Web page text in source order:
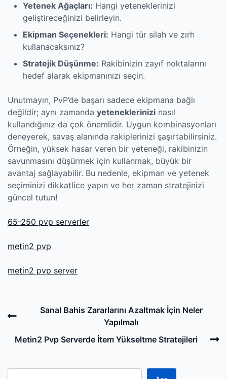
Yetenek Ağaçları: Hangi yeteneklerinizi
geliştireceğinizi belirleyin.
Ekipman Seçenekleri: Hangi tür silah ve zırh
kullanacaksınız?
Stratejik Düşünme: Rakibinizin zayıf noktalarını
hedef alarak ekipmanınızı seçin.
Unutmayın, PvP’de başarı sadece ekipmana bağlı
değildir; aynı zamanda yeteneklerinizi nasıl
kullandığınız da çok önemlidir. Uygun kombinasyonları
deneyerek, savaş alanında rakiplerinizi şaşırtabilirsiniz.
Örneğin, yüksek hasar veren bir yeteneği, rakibinizin
savunmasını düşürmek için kullanmak, büyük bir
avantaj sağlayabilir. Bu nedenle, ekipman ve yetenek
seçiminizi dikkatlice yapın ve her zaman stratejinizi
güncel tutun!
65-250 pvp serverler
metin2 pvp
metin2 pvp server
Sanal Bahis Zararlarını Azaltmak İçin Neler
Yapılmalı
Metin2 Pvp Serverde İtem Yükseltme Stratejileri